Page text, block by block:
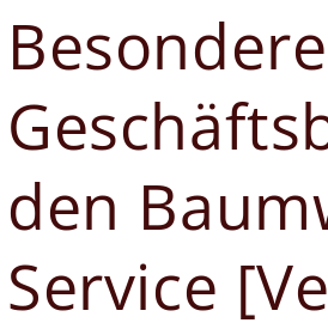
Besondere
den
Service